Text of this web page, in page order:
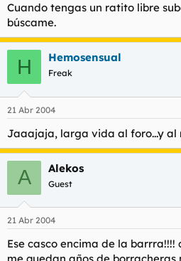
Cuando tengas un ratito libre
búscame.
H Hemosensual
Freak
21 Abr 2004
Jaaajaja, larga vida al foro...y al
A Alekos
Guest
21 Abr 2004
Ese casco encima de la barrra!!!!